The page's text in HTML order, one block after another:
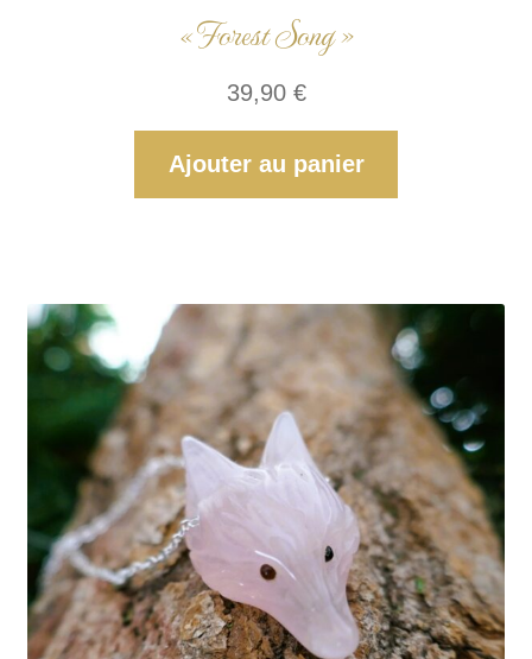
« Forest Song »
39,90 €
Ajouter au panier